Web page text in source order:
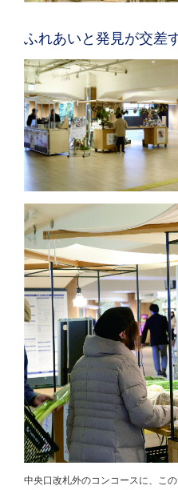
ふれあいと発見が交差
中央口改札外のコンコースに、こ